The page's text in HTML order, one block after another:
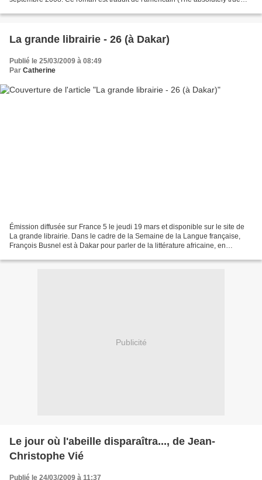
La grande librairie - 26 (à Dakar)
Publié le 25/03/2009 à 08:49
Par Catherine
Émission diffusée sur France 5 le jeudi 19 mars et disponible sur le site de
La grande librairie. Dans le cadre de la Semaine de la Langue française,
François Busnel est à Dakar pour parler de la littérature africaine, en
Publicité
Le jour où l'abeille disparaîtra..., de Jean-
Christophe Vié
Publié le 24/03/2009 à 11:37